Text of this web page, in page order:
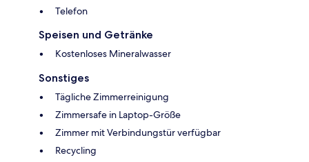
Telefon
Speisen und Getränke
Kostenloses Mineralwasser
Sonstiges
Tägliche Zimmerreinigung
Zimmersafe in Laptop-Größe
Zimmer mit Verbindungstür verfügbar
Recycling